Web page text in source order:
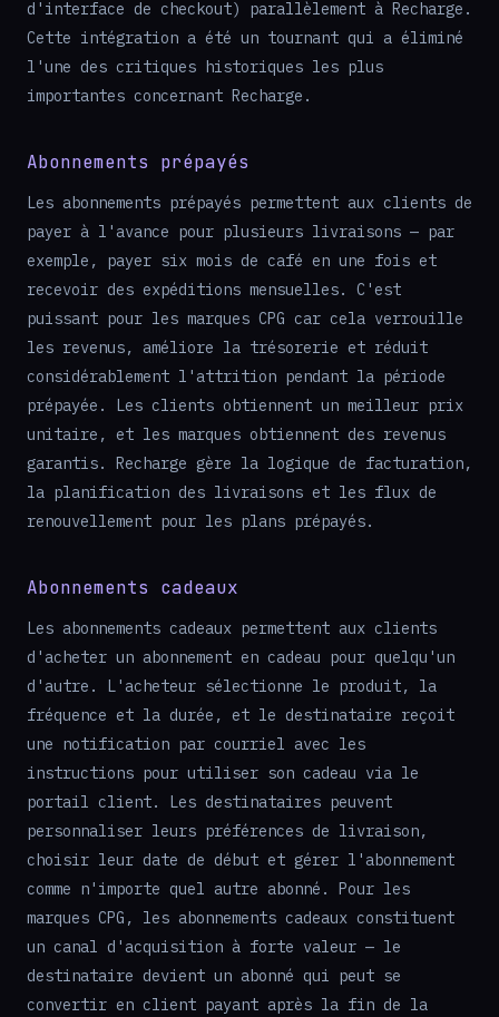
d'interface de checkout) parallèlement à Recharge.
Cette intégration a été un tournant qui a éliminé
l'une des critiques historiques les plus
importantes concernant Recharge.
Abonnements prépayés
Les abonnements prépayés permettent aux clients de
payer à l'avance pour plusieurs livraisons — par
exemple, payer six mois de café en une fois et
recevoir des expéditions mensuelles. C'est
puissant pour les marques CPG car cela verrouille
les revenus, améliore la trésorerie et réduit
considérablement l'attrition pendant la période
prépayée. Les clients obtiennent un meilleur prix
unitaire, et les marques obtiennent des revenus
garantis. Recharge gère la logique de facturation,
la planification des livraisons et les flux de
renouvellement pour les plans prépayés.
Abonnements cadeaux
Les abonnements cadeaux permettent aux clients
d'acheter un abonnement en cadeau pour quelqu'un
d'autre. L'acheteur sélectionne le produit, la
fréquence et la durée, et le destinataire reçoit
une notification par courriel avec les
instructions pour utiliser son cadeau via le
portail client. Les destinataires peuvent
personnaliser leurs préférences de livraison,
choisir leur date de début et gérer l'abonnement
comme n'importe quel autre abonné. Pour les
marques CPG, les abonnements cadeaux constituent
un canal d'acquisition à forte valeur — le
destinataire devient un abonné qui peut se
convertir en client payant après la fin de la